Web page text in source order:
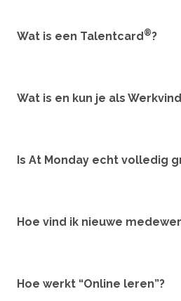
Wat is een Talentcard®?
Wat is en kun je als
Is At Monday echt volledig
Hoe vind ik nieuwe
Hoe werkt “Online leren”?